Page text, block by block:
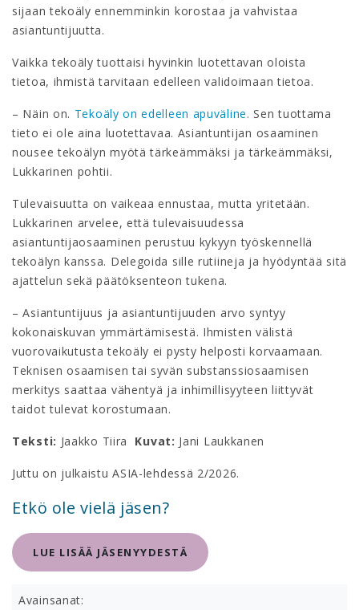
sijaan tekoäly ennemminkin korostaa ja vahvistaa
asiantuntijuutta.
Vaikka tekoäly tuottaisi hyvinkin luotettavan oloista
tietoa, ihmistä tarvitaan edelleen validoimaan tietoa.
– Näin on. Tekoäly on edelleen apuväline. Sen tuottama
tieto ei ole aina luotettavaa. Asiantuntijan osaaminen
nousee tekoälyn myötä tärkeämmäksi ja tärkeämmäksi,
Lukkarinen pohtii.
Tulevaisuutta on vaikeaa ennustaa, mutta yritetään.
Lukkarinen arvelee, että tulevaisuudessa
asiantuntijaosaaminen perustuu kykyyn työskennellä
tekoälyn kanssa. Delegoida sille rutiineja ja hyödyntää sitä
ajattelun sekä päätöksenteon tukena.
– Asiantuntijuus ja asiantuntijuuden arvo syntyy
kokonaiskuvan ymmärtämisestä. Ihmisten välistä
vuorovaikutusta tekoäly ei pysty helposti korvaamaan.
Teknisen osaamisen tai syvän substanssiosaamisen
merkitys saattaa vähentyä ja inhimillisyyteen liittyvät
taidot tulevat korostumaan.
Teksti: Jaakko Tiira Kuvat: Jani Laukkanen
Juttu on julkaistu ASIA-lehdessä 2/2026.
Etkö ole vielä jäsen?
LUE LISÄÄ JÄSENYYDESTÄ
Avainsanat: